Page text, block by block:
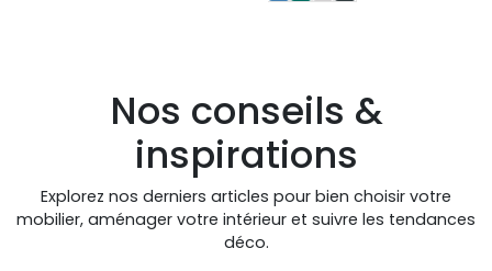
Nos conseils &
inspirations
Explorez nos derniers articles pour bien choisir votre
mobilier, aménager votre intérieur et suivre les tendances
déco.